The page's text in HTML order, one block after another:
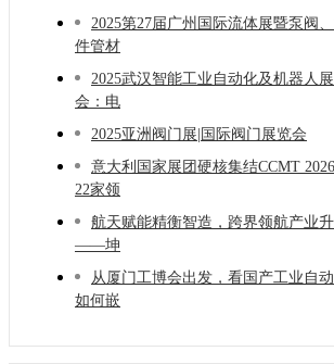
2025第27届广州国际流体展暨泵阀
件管材
2025武汉智能工业自动化及机器人
会：电
2025亚洲阀门展|国际阀门展览会
意大利国家展团硬核集结CCMT 2026
22家领
航天赋能精衡智造，跨界领航产业
——坤
从厦门工博会出发，看国产工业自
如何嵌